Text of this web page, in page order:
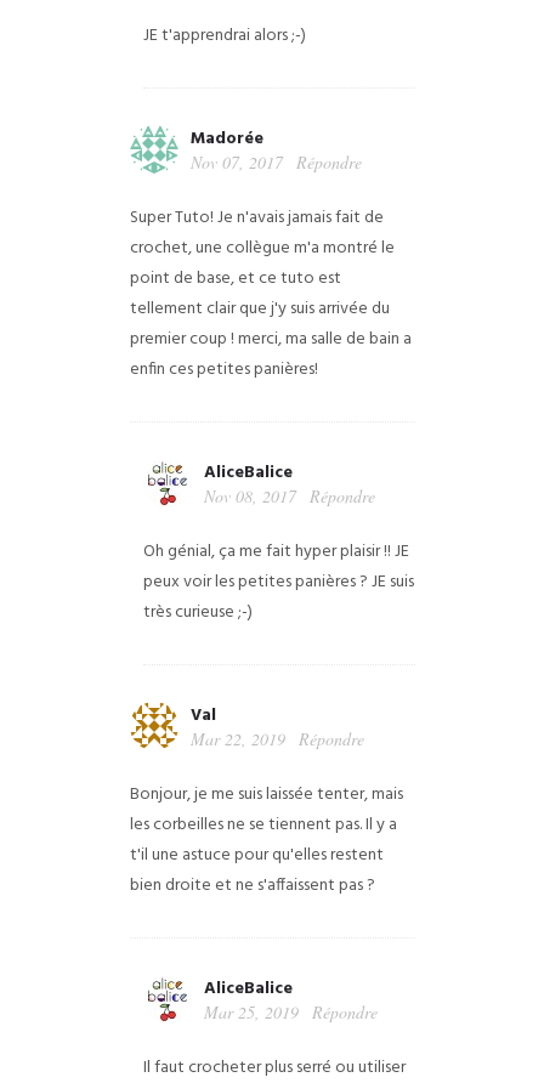
JE t'apprendrai alors ;-)
Madorée
Nov 07, 2017 Répondre
Super Tuto! Je n'avais jamais fait de
crochet, une collègue m'a montré le
point de base, et ce tuto est
tellement clair que j'y suis arrivée du
premier coup ! merci, ma salle de bain a
enfin ces petites panières!
AliceBalice
Nov 08, 2017 Répondre
Oh génial, ça me fait hyper plaisir !! JE
peux voir les petites panières ? JE suis
très curieuse ;-)
Val
Mar 22, 2019 Répondre
Bonjour, je me suis laissée tenter, mais
les corbeilles ne se tiennent pas. Il y a
t'il une astuce pour qu'elles restent
bien droite et ne s'affaissent pas ?
AliceBalice
Mar 25, 2019 Répondre
Il faut crocheter plus serré ou utiliser